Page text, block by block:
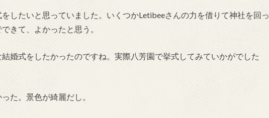
したいと思っていました。いくつかLetibeeさんの力を借りて神社を回っ
きて、よかったと思う。
婚式をしたかったのですね。実際八芳園で挙式してみていかがでした
た。景色が綺麗だし。